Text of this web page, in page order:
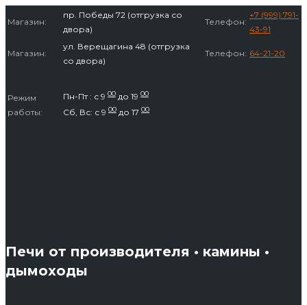
содержимому
Магазин:
пр. Победы 72 (отгрузка со
двора)
Телефон:
+7 (999) 791-
43-91
Магазин:
ул. Верещагина 48 (отгрузка
со двора)
Телефон: 64-21-20
Режим
работы:
Пн-Пт : с 9 00 до 19 00
Сб, Вс: с 9 00 до 17 00
Печи от производителя • камины •
дымоходы